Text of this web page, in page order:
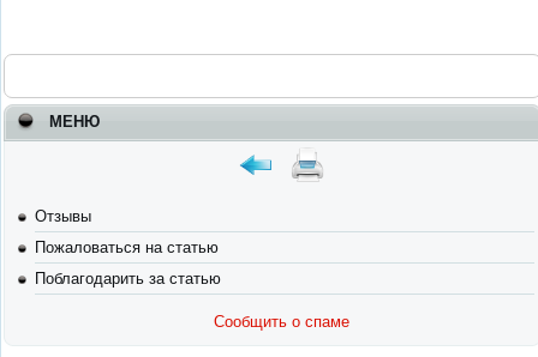
МЕНЮ
Отзывы
Пожаловаться на статью
Поблагодарить за статью
Сообщить о спаме